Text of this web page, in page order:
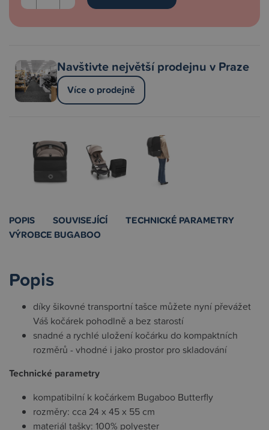
Navštivte největší prodejnu v Praze
Více o prodejně
POPIS SOUVISEJÍCÍ
TECHNICKÉ PARAMETRY
VÝROBCE BUGABOO
Popis
díky šikovné transportní tašce můžete nyní převážet
Váš kočárek pohodlně a bez starostí
snadné a rychlé uložení kočárku do kompaktních
rozměrů - vhodné i jako prostor pro skladování
Technické parametry
kompatibilní k kočárkem Bugaboo Butterfly
rozměry: cca 24 x 45 x 55 cm
materiál tašky: 100% polyester